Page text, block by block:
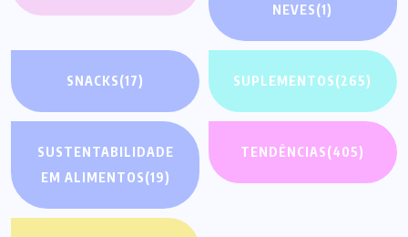
NEVES(1)
SNACKS(17) SUPLEMENTOS(265)
SUSTENTABILIDADE
EM ALIMENTOS(19)
TENDÊNCIAS(405)